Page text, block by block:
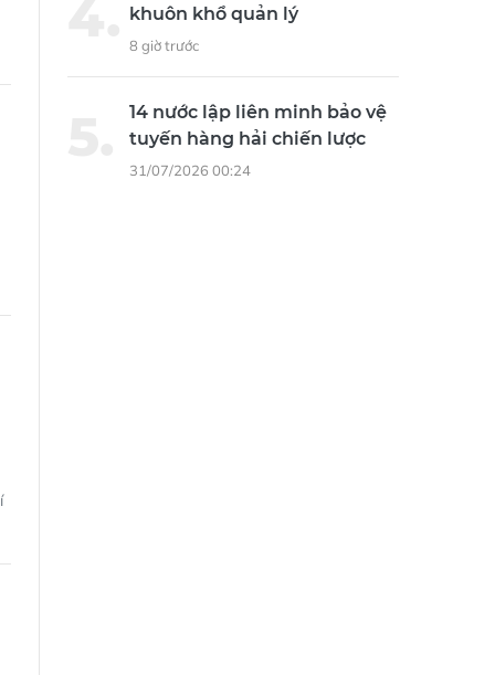
khuôn khổ quản lý
8 giờ trước
14 nước lập liên minh bảo vệ
tuyến hàng hải chiến lược
31/07/2026 00:24